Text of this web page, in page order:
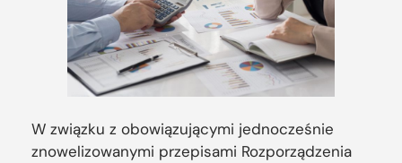
W związku z obowiązującymi jednocześnie
znowelizowanymi przepisami Rozporządzenia